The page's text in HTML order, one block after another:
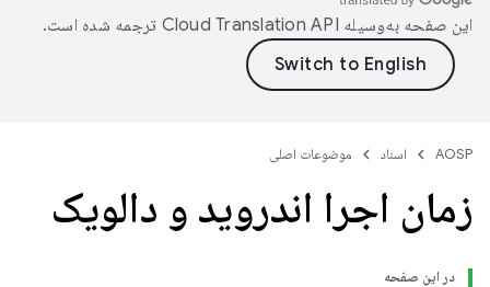
این صفحه به‌وسیله ترجمه شده است.
AOSP اسناد موضوعات اصلی
زمان اجرا اندروید و دالویک
در این صفحه